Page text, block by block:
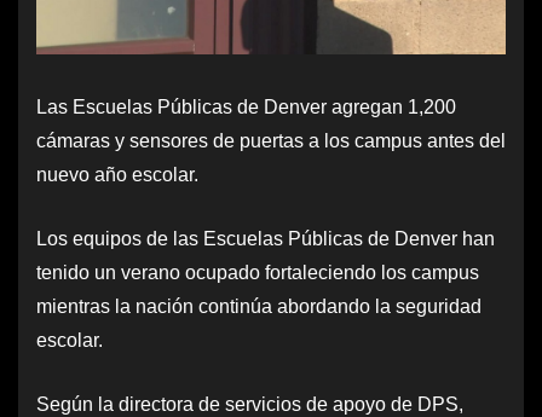
Las Escuelas Públicas de Denver agregan 1,200
cámaras y sensores de puertas a los campus antes del
nuevo año escolar.
Los equipos de las Escuelas Públicas de Denver han
tenido un verano ocupado fortaleciendo los campus
mientras la nación continúa abordando la seguridad
escolar.
Según la directora de servicios de apoyo de DPS,